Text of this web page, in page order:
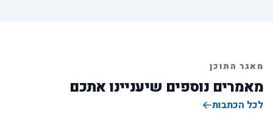
מאגר התוכן
מאמרים נוספים שיעניינו אתכם
לכל הכתבות